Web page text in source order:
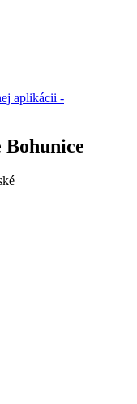
aplikácii -
Bohunice